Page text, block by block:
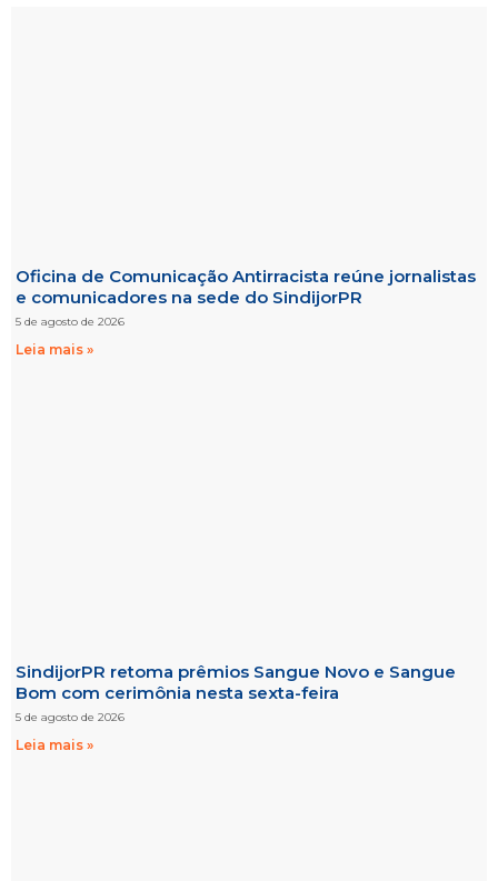
Oficina de Comunicação Antirracista reúne jornalistas
e comunicadores na sede do SindijorPR
5 de agosto de 2026
Leia mais »
SindijorPR retoma prêmios Sangue Novo e Sangue
Bom com cerimônia nesta sexta-feira
5 de agosto de 2026
Leia mais »